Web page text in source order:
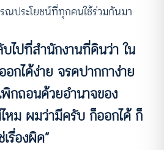
ณประโยชน์ที่ทุกคนใช้ร่วมกันมา
บไปที่สํานักงานที่ดินว่า ใน
กได้ง่าย จรดปากกาง่าย
กถอนด้วยอํานาจของ
หม ผมว่ามีครับ ก็ออกได้ ก็
รื่องผิด”